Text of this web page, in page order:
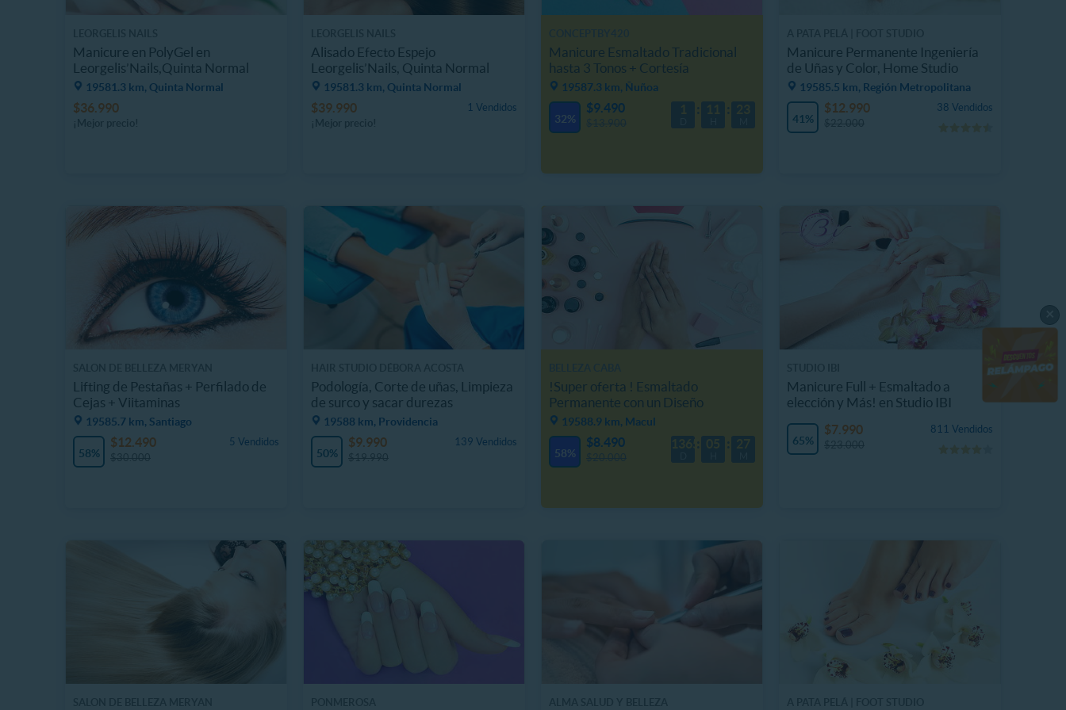
Manicure en PolyGel en
Leorgelis’Nails,Quinta Normal
19581.3 km, Quinta Normal
$36.990
Alisado Efecto Espejo
Leorgelis’Nails, Quinta Normal
19581.3 km, Quinta Normal
1 Vendidos
$39.990
Manicure Esmaltado Tradicional
hasta 3 Tonos + Cortesía
19587.3 km, Ñuñoa
32%
1 11 23
$9.490
Manicure Permanente Ingeniería
de Uñas y Color, Home Studio
19585.5 km, Región Metropolitana
41%
38 Vendidos
$12.990
Lifting de Pestañas + Perfilado de
Cejas + Viitaminas
19585.7 km, Santiago
58%
5 Vendidos
$12.490
Podología, Corte de uñas, Limpieza
de surco y sacar durezas
19588 km, Providencia
50%
139 Vendidos
$9.990
!Super oferta ! Esmaltado
Permanente con un Diseño
19588.9 km, Macul
58%
1365 05 27
$8.490
Manicure Full + Esmaltado a
elección y Más! en Studio IBI
65%
811 Vendidos
$7.990